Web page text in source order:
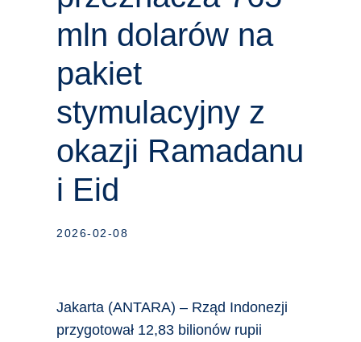
mln dolarów na
pakiet
stymulacyjny z
okazji Ramadanu
i Eid
2026-02-08
Jakarta (ANTARA) – Rząd Indonezji
przygotował 12,83 bilionów rupii